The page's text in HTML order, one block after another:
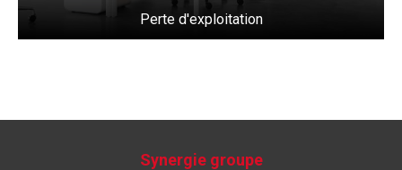
Perte d'exploitation
Synergie groupe